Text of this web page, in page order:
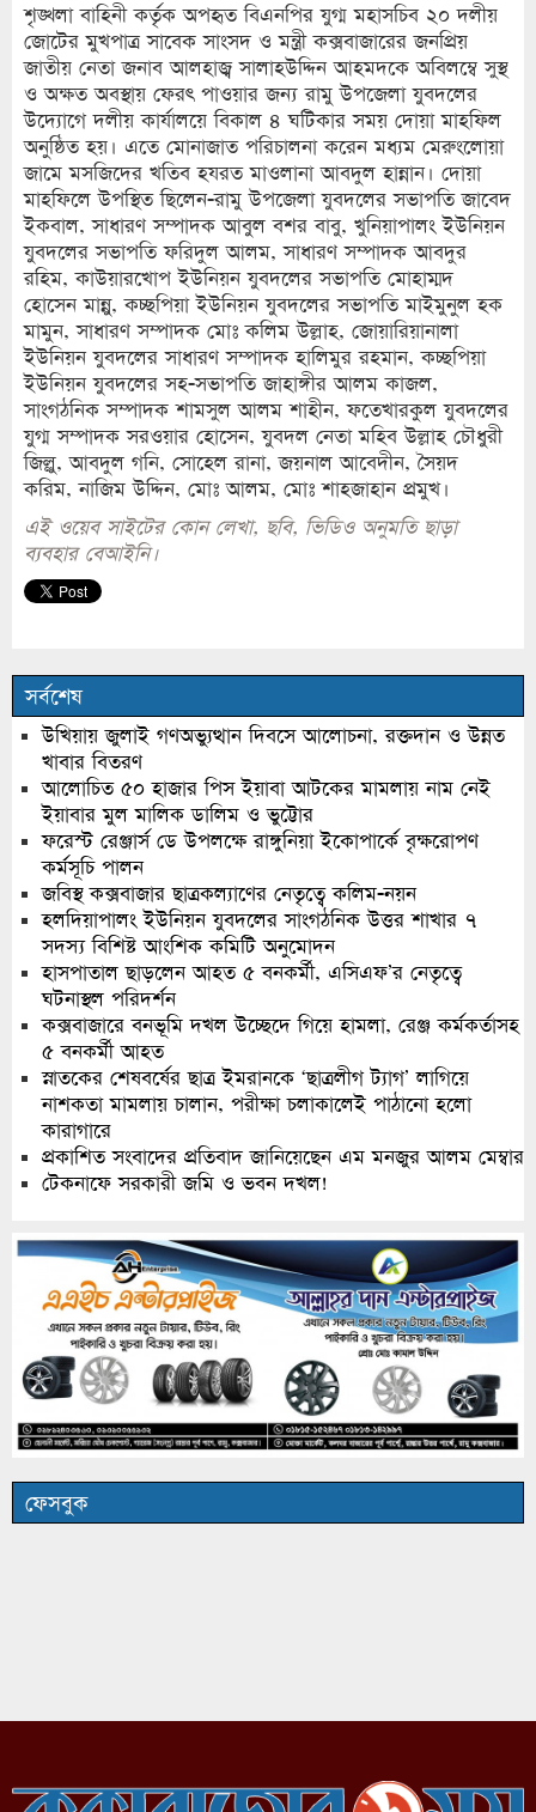
শৃঙ্খলা বাহিনী কর্তৃক অপহৃত বিএনপির যুগ্ম মহাসচিব ২০ দলীয়
জোটের মুখপাত্র সাবেক সাংসদ ও মন্ত্রী কক্সবাজারের জনপ্রিয়
জাতীয় নেতা জনাব আলহাজ্ব সালাহউদ্দিন আহমদকে অবিলম্বে সুস্থ
ও অক্ষত অবস্থায় ফেরৎ পাওয়ার জন্য রামু উপজেলা যুবদলের
উদ্যোগে দলীয় কার্যালয়ে বিকাল ৪ ঘটিকার সময় দোয়া মাহফিল
অনুষ্ঠিত হয়। এতে মোনাজাত পরিচালনা করেন মধ্যম মেরুংলোয়া
জামে মসজিদের খতিব হযরত মাওলানা আবদুল হান্নান। দোয়া
মাহফিলে উপস্থিত ছিলেন-রামু উপজেলা যুবদলের সভাপতি জাবেদ
ইকবাল, সাধারণ সম্পাদক আবুল বশর বাবু, খুনিয়াপালং ইউনিয়ন
যুবদলের সভাপতি ফরিদুল আলম, সাধারণ সম্পাদক আবদুর
রহিম, কাউয়ারখোপ ইউনিয়ন যুবদলের সভাপতি মোহাম্মদ
হোসেন মান্নু, কচ্ছপিয়া ইউনিয়ন যুবদলের সভাপতি মাইমুনুল হক
মামুন, সাধারণ সম্পাদক মোঃ কলিম উল্লাহ, জোয়ারিয়ানালা
ইউনিয়ন যুবদলের সাধারণ সম্পাদক হালিমুর রহমান, কচ্ছপিয়া
ইউনিয়ন যুবদলের সহ-সভাপতি জাহাঙ্গীর আলম কাজল,
সাংগঠনিক সম্পাদক শামসুল আলম শাহীন, ফতেখারকুল যুবদলের
যুগ্ম সম্পাদক সরওয়ার হোসেন, যুবদল নেতা মহিব উল্লাহ চৌধুরী
জিল্লু, আবদুল গনি, সোহেল রানা, জয়নাল আবেদীন, সৈয়দ
করিম, নাজিম উদ্দিন, মোঃ আলম, মোঃ শাহজাহান প্রমুখ।
এই ওয়েব সাইটের কোন লেখা, ছবি, ভিডিও অনুমতি ছাড়া
ব্যবহার বেআইনি।
সর্বশেষ
উখিয়ায় জুলাই গণঅভ্যুত্থান দিবসে আলোচনা, রক্তদান ও উন্নত
খাবার বিতরণ
আলোচিত ৫০ হাজার পিস ইয়াবা আটকের মামলায় নাম নেই
ইয়াবার মুল মালিক ডালিম ও ভুট্টোর
ফরেস্ট রেঞ্জার্স ডে উপলক্ষে রাঙ্গুনিয়া ইকোপার্কে বৃক্ষরোপণ
কর্মসূচি পালন
জবিস্থ কক্সবাজার ছাত্রকল্যাণের নেতৃত্বে কলিম-নয়ন
হলদিয়াপালং ইউনিয়ন যুবদলের সাংগঠনিক উত্তর শাখার ৭
সদস্য বিশিষ্ট আংশিক কমিটি অনুমোদন
হাসপাতাল ছাড়লেন আহত ৫ বনকর্মী, এসিএফ’র নেতৃত্বে
ঘটনাস্থল পরিদর্শন
কক্সবাজারে বনভূমি দখল উচ্ছেদে গিয়ে হামলা, রেঞ্জ কর্মকর্তাসহ
৫ বনকর্মী আহত
স্নাতকের শেষবর্ষের ছাত্র ইমরানকে ‘ছাত্রলীগ ট্যাগ’ লাগিয়ে
নাশকতা মামলায় চালান, পরীক্ষা চলাকালেই পাঠানো হলো
কারাগারে
প্রকাশিত সংবাদের প্রতিবাদ জানিয়েছেন এম মনজুর আলম মেম্বার
টেকনাফে সরকারী জমি ও ভবন দখল!
ফেসবুক